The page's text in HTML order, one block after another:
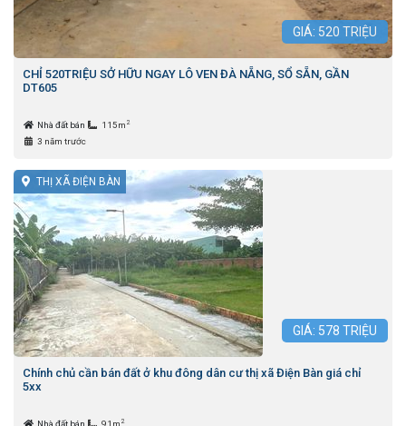
GIÁ: 520 TRIỆU
CHỈ 520TRIỆU SỞ HỮU NGAY LÔ VEN ĐÀ NẴNG, SỔ SẴN, GẦN
DT605
Nhà đất bán 115m 2
3 năm trước
THỊ XÃ ĐIỆN BÀN
GIÁ: 578 TRIỆU
Chính chủ cần bán đất ở khu đông dân cư thị xã Điện Bàn giá chỉ
5xx
Nhà đất bán 91m 2